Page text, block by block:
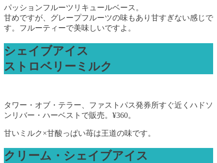
パッションフルーツリキュールベース。
甘めですが、グレープフルーツの味もあり甘すぎない感じで
す。フルーティーで美味しいですよ。
シェイブアイス
ストロベリーミルク
タワー・オブ・テラー、ファストパス発券所すぐ近くハドソ
ンリバー・ハーベストで販売。¥360。
甘いミルク×甘酸っぱい苺は王道の味です。
クリーム・シェイブアイス